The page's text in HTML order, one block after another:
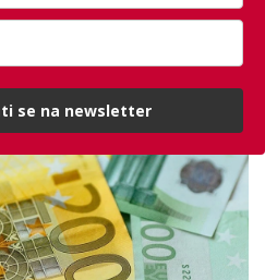
savjetnik Vlade HDZ-
umirovljenika
se na newsletter